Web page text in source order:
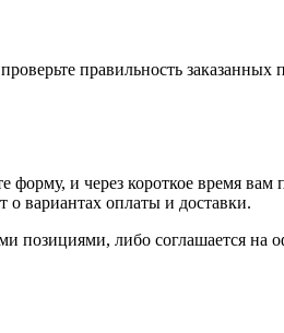
правильность
и через короткое время вам
о вариантах оплаты и доставки.
позициями, либо соглашается на